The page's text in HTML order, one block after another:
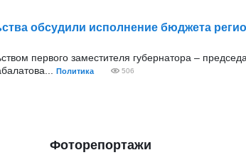
обсудили исполнение бюджета
первого заместителя губернатора –
Политика 506
Фоторепортажи